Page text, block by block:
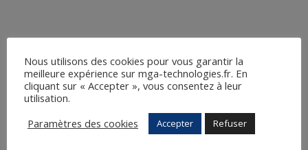
Nous utilisons des cookies pour vous garantir la
meilleure expérience sur mga-technologies.fr. En
cliquant sur « Accepter », vous consentez à leur
utilisation.
Paramètres des cookies
Accepter Refuser